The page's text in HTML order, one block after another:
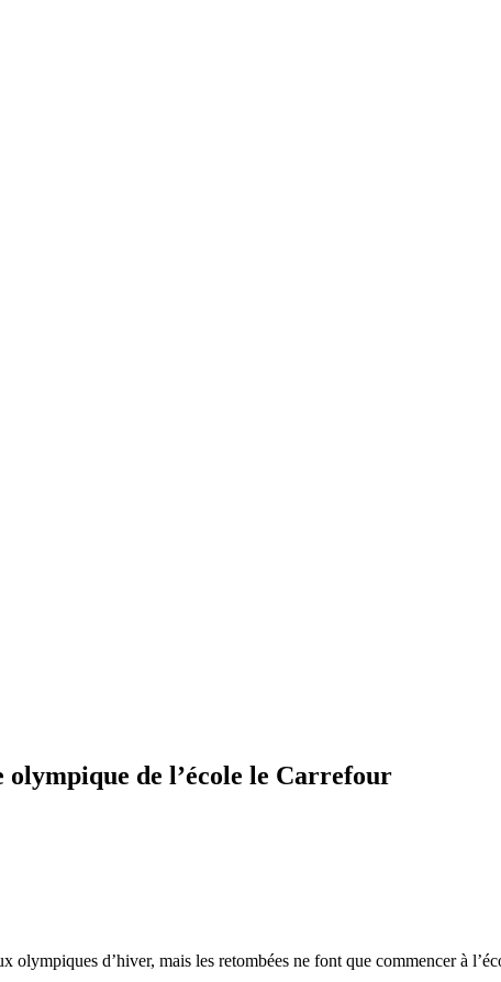
de l’école le Carrefour
olympiques d’hiver, mais les retombées ne font que commencer à